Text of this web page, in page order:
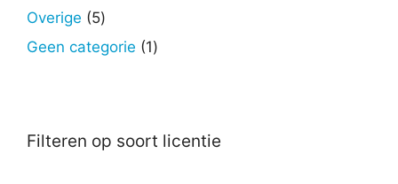
Overige 55
producten
Geen categorie 11
Filteren op soort licentie